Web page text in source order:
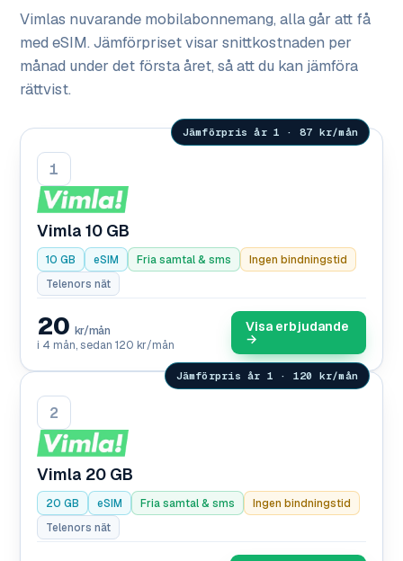
Vimlas nuvarande mobilabonnemang, alla går att få
med eSIM. Jämförpriset visar snittkostnaden per
månad under det första året, så att du kan jämföra
rättvist.
Jämförpris år 1 · 87 kr/mån
1
Vimla 10 GB
10 GB eSIM Fria samtal & sms
Ingen bindningstid
Telenors nät
20kr/mån
i 4 mån, sedan 120 kr/mån
Visa erbjudande
→
Jämförpris år 1 · 120 kr/mån
2
Vimla 20 GB
20 GB eSIM Fria samtal & sms
Ingen bindningstid
Telenors nät